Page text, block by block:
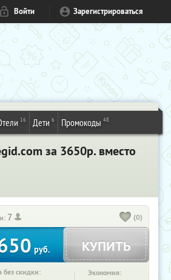
Войти Зарегистрироваться
16 Дети 6 Промокоды 48
за 3650р. вместо
7 (0)
руб. КУПИТЬ
без скидки: Экономия: